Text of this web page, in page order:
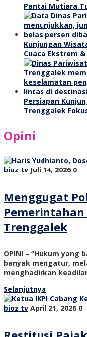
Pantai Mutiara
Kunjungan
Cuaca Ekstrem &
Persiapan
Trenggalek
Opini
bioz tv Juli 14, 2026 0
Menggugat
Pemerintahan
Trenggalek
OPINI – “Hukum yang
banyak mengatur,
menghadirkan
Selanjutnya
bioz tv April 21, 2026 0